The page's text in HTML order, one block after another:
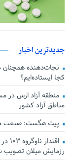
جدیدترین اخبار
کجا ایستاده‌ایم؟
منطقه آزاد ارس
مناطق آزاد کشور
پیت هگست: صنعت
رزمایش میلان